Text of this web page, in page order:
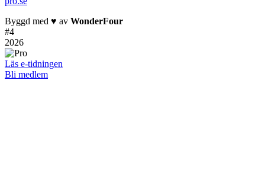
Byggd med ♥ av WonderFour
#4
2026
Läs e-tidningen
Bli medlem